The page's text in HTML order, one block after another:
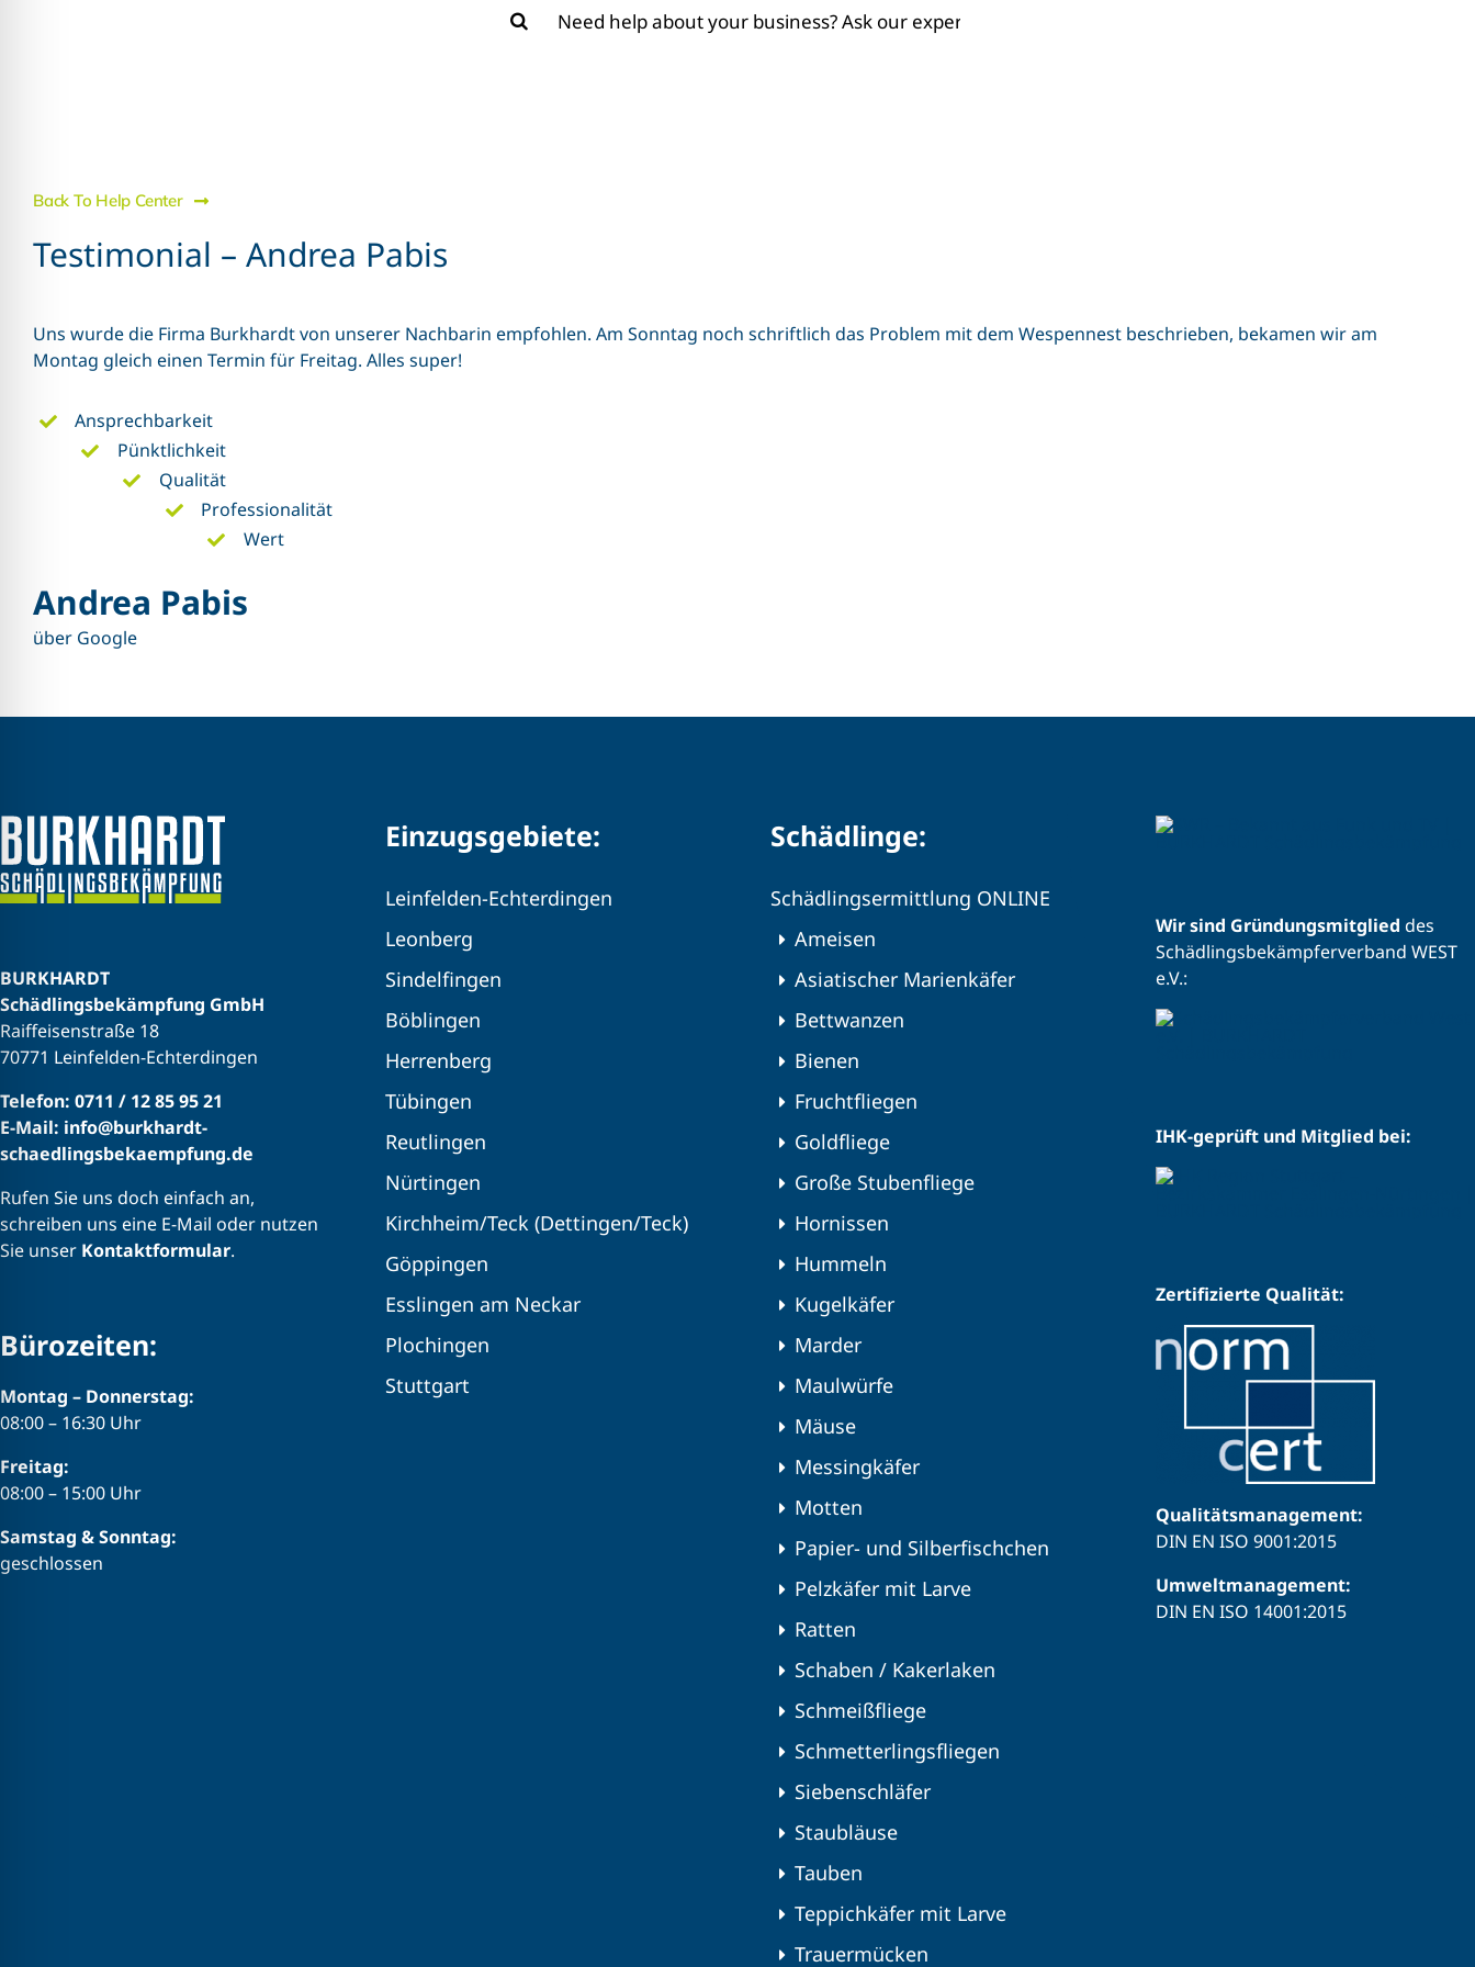
Back To Help Center
Testimonial – Andrea Pabis
Uns wurde die Firma Burkhardt von unserer Nachbarin empfohlen. Am Sonntag noch schriftlich das Problem mit dem Wespennest beschrieben, bekamen wir am
Montag gleich einen Termin für Freitag. Alles super!
Ansprechbarkeit
Pünktlichkeit
Qualität
Professionalität
Wert
Andrea Pabis
über Google
BURKHARDT
Schädlingsbekämpfung GmbH
Raiffeisenstraße 18
70771 Leinfelden-Echterdingen
Telefon: 0711 / 12 85 95 21
E-Mail: info@burkhardt-
schaedlingsbekaempfung.de
Rufen Sie uns doch einfach an,
schreiben uns eine E-Mail oder nutzen
Sie unser Kontaktformular.
Bürozeiten:
Montag – Donnerstag:
08:00 – 16:30 Uhr
Freitag:
08:00 – 15:00 Uhr
Samstag & Sonntag:
geschlossen
Einzugsgebiete:
Leinfelden-Echterdingen
Leonberg
Sindelfingen
Böblingen
Herrenberg
Tübingen
Reutlingen
Nürtingen
Kirchheim/Teck (Dettingen/Teck)
Göppingen
Esslingen am Neckar
Plochingen
Stuttgart
Schädlinge:
Schädlingsermittlung ONLINE
Ameisen
Asiatischer Marienkäfer
Bettwanzen
Bienen
Fruchtfliegen
Goldfliege
Große Stubenfliege
Hornissen
Hummeln
Kugelkäfer
Marder
Maulwürfe
Mäuse
Messingkäfer
Motten
Papier- und Silberfischchen
Pelzkäfer mit Larve
Ratten
Schaben / Kakerlaken
Schmeißfliege
Schmetterlingsfliegen
Siebenschläfer
Staubläuse
Tauben
Teppichkäfer mit Larve
Trauermücken
Wir sind Gründungsmitglied des
Schädlingsbekämpferverband WEST
e.V.:
IHK-geprüft und Mitglied bei:
Zertifizierte Qualität:
Qualitätsmanagement:
DIN EN ISO 9001:2015
Umweltmanagement:
DIN EN ISO 14001:2015